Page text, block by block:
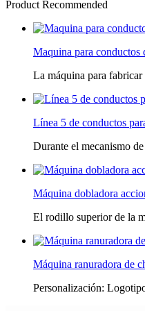
Product Recommended
Maquina para conductos
La máquina para fabricar
Línea 5 de conductos
Durante el mecanismo
Máquina dobladora
El rodillo superior de la
Máquina ranuradora de
Personalización: